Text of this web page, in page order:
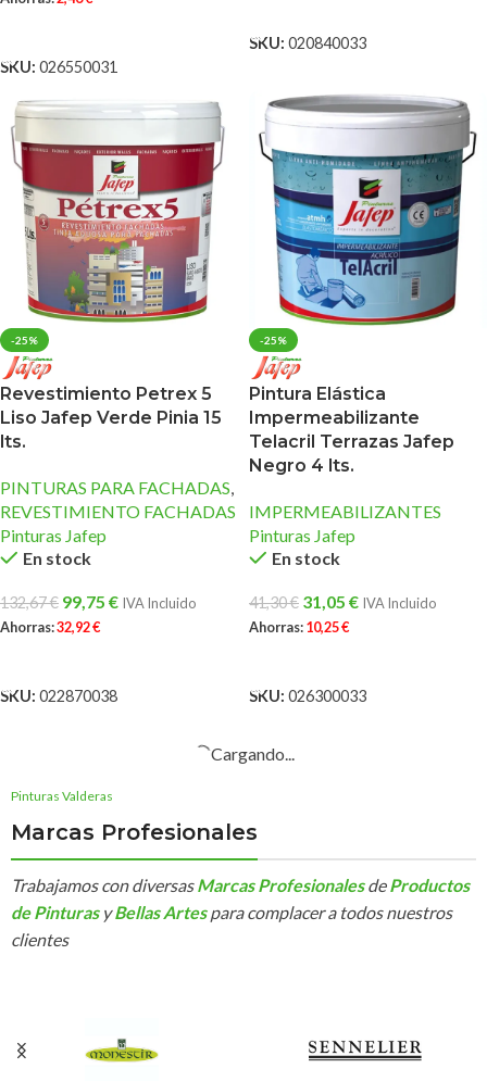
SKU: 026550031
SKU: 020840033
-25%
Revestimiento Petrex 5
Liso Jafep Verde Pinia 15
lts.
PINTURAS PARA FACHADAS
REVESTIMIENTO FACHADAS
Pinturas Jafep
En stock
132,67€ 99,75 € IVA Incluido
Ahorras:32,92€
SKU: 022870038
-25%
Pintura Elástica
Impermeabilizante
Telacril Terrazas Jafep
Negro 4 lts.
IMPERMEABILIZANTES
Pinturas Jafep
En stock
41,30€ 31,05 € IVA Incluido
Ahorras:10,25€
SKU: 026300033
Cargando...
Pinturas Valderas
Marcas Profesionales
Trabajamos con diversasMarcas Profesionales deProductos
de Pinturas yBellas Artespara complacer a todos nuestros
clientes